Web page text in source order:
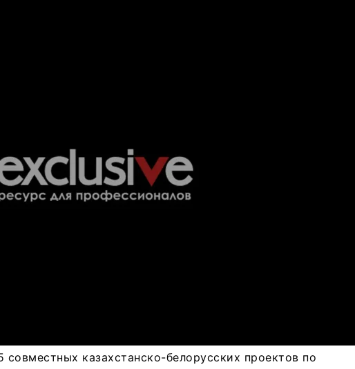
казахстанско-белорусских проектов по